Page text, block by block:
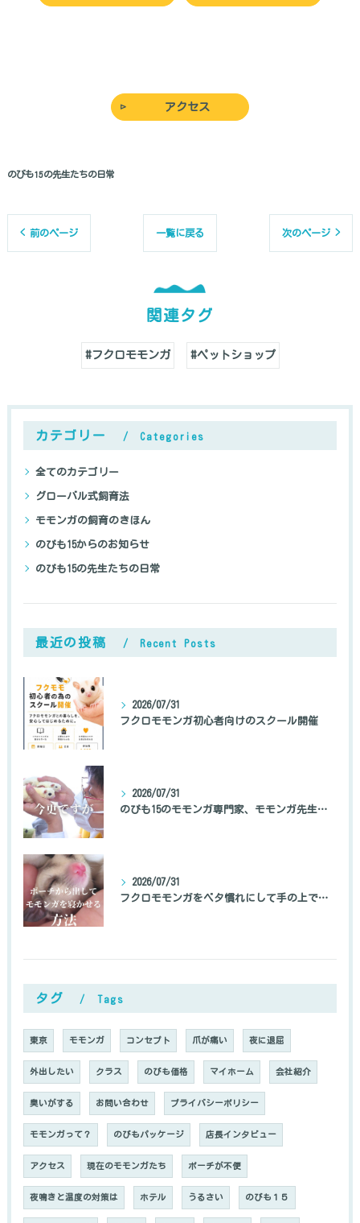
アクセス
のびも15の先生たちの日常
< 前のページ 一覧に戻る 次のページ >
関連タグ
#フクロモモンガ #ペットショップ
カテゴリー Categories
全てのカテゴリー
グローバル式飼育法
モモンガの飼育のきほん
のびも15からのお知らせ
のびも15の先生たちの日常
最近の投稿 Recent Posts
2026/07/31
フクロモモンガ初心者向けのスクール開催
2026/07/31
のびも15のモモンガ専門家、モモンガ先生の自己紹介
2026/07/31
フクロモモンガをベタ慣れにして手の上で寝かせる方法
タグ Tags
東京 モモンガ コンセプト 爪が痛い 夜に退屈
外出したい クラス のびも価格 マイホーム 会社紹介
臭いがする お問い合わせ プライバシーポリシー
モモンガって？ のびもパッケージ 店長インタビュー
アクセス 現在のモモンガたち ポーチが不便
夜鳴きと温度の対策は ホテル うるさい のびも１５